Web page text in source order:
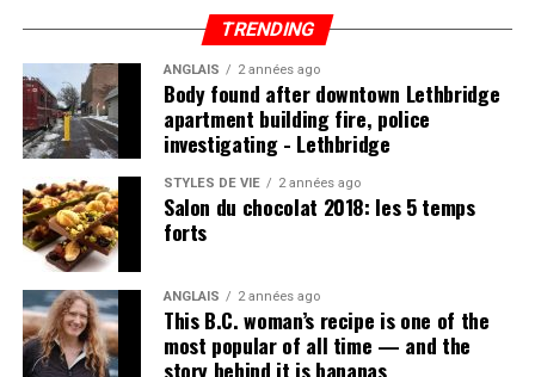
Un point en commun entre ces projets : il s’agit
toujours d’augmenter l’humain. Des chantres du projet
transhumaniste comme l’Américain Tim Cannon
refusent les limites biologiques de notre espèce.
Pendant quelques mois, il s’est même fait insérer,
directement sous la peau, un dispositif de la taille d’un
iPhone afin de transmettre ses données biométriques
directement à son téléphone.
Le scientifique anglais Kevin Warwick va même plus loin
en affirmant que, dans l’avenir, ceux qui refuseront de
s’augmenter seront handicapés par rapport au reste de
la population qui choisira la voie transhumaniste.
TRENDING
ANGLAIS 2 années ago
Body found after downtown Lethbridge
apartment building fire, police
investigating - Lethbridge
STYLES DE VIE 2 années ago
Salon du chocolat 2018: les 5 temps
forts
ANGLAIS 2 années ago
This B.C. woman’s recipe is one of the
most popular of all time — and the
story behind it is bananas